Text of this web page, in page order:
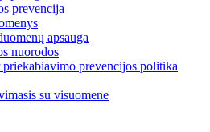
prevencija
apsauga
nuorodos
priekabiavimo prevencijos politika
su visuomene